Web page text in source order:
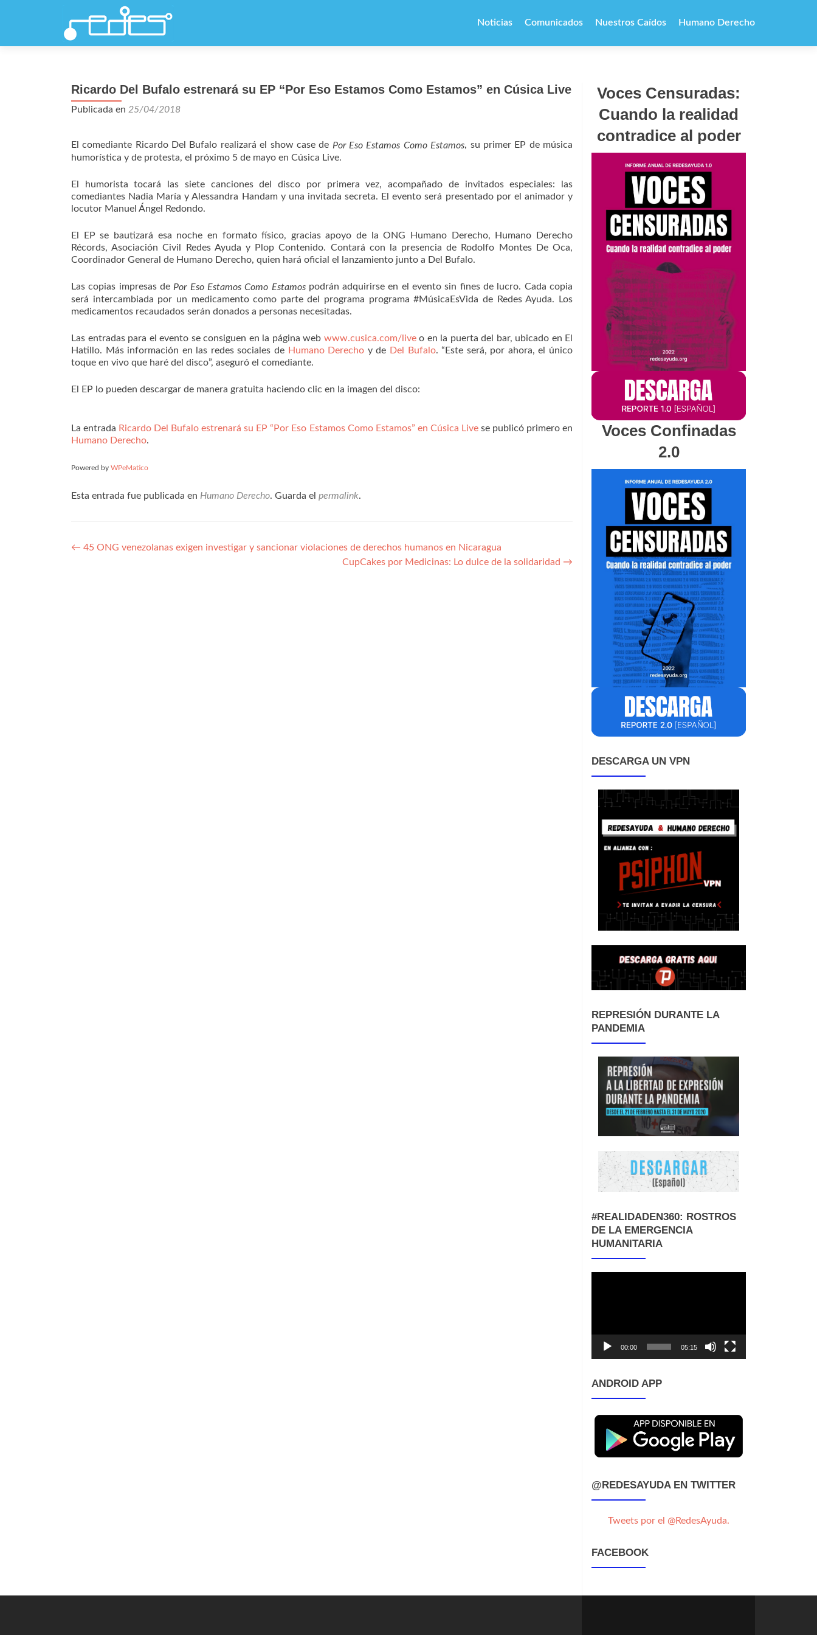
al
Noticias Comunicados Nuestros Caídos Humano Derecho
Ricardo Del Bufalo estrenará su EP “Por Eso Estamos Como Estamos” en Cúsica Live
Publicada en 25/04/2018
El comediante Ricardo Del Bufalo realizará el show case de Por Eso Estamos Como Estamos, su primer EP de música
humorística y de protesta, el próximo 5 de mayo en Cúsica Live.
El humorista tocará las siete canciones del disco por primera vez, acompañado de invitados especiales: las
comediantes Nadia María y Alessandra Handam y una invitada secreta. El evento será presentado por el animador y
locutor Manuel Ángel Redondo.
El EP se bautizará esa noche en formato físico, gracias apoyo de la ONG Humano Derecho, Humano Derecho
Récords, Asociación Civil Redes Ayuda y Plop Contenido. Contará con la presencia de Rodolfo Montes De Oca,
Coordinador General de Humano Derecho, quien hará oficial el lanzamiento junto a Del Bufalo.
Las copias impresas de Por Eso Estamos Como Estamos podrán adquirirse en el evento sin fines de lucro. Cada copia
será intercambiada por un medicamento como parte del programa programa #MúsicaEsVida de Redes Ayuda. Los
medicamentos recaudados serán donados a personas necesitadas.
Las entradas para el evento se consiguen en la página web www.cusica.com/liveo en la puerta del bar, ubicado en El
Hatillo. Más información en las redes sociales de Humano Derecho y de Del Bufalo. “Este será, por ahora, el único
toque en vivo que haré del disco”, aseguró el comediante.
El EP lo pueden descargar de manera gratuita haciendo clic en la imagen del disco:
La entrada Ricardo Del Bufalo estrenará su EP “Por Eso Estamos Como Estamos” en Cúsica Livese publicó primero en
Humano Derecho.
Powered by WPeMatico
Esta entrada fue publicada en Humano Derecho. Guarda el permalink.
Navegación
← 45 ONG venezolanas exigen investigar y sancionar violaciones de derechos humanos en Nicaragua
CupCakes por Medicinas: Lo dulce de la solidaridad →
Voces Censuradas:
Cuando la realidad
contradice al poder
Voces Confinadas
2.0
DESCARGA UN VPN
REPRESIÓN DURANTE LA
PANDEMIA
#REALIDADEN360: ROSTROS
DE LA EMERGENCIA
HUMANITARIA
00:00 05:15
ANDROID APP
@REDESAYUDA EN TWITTER
Tweets por el @RedesAyuda.
FACEBOOK